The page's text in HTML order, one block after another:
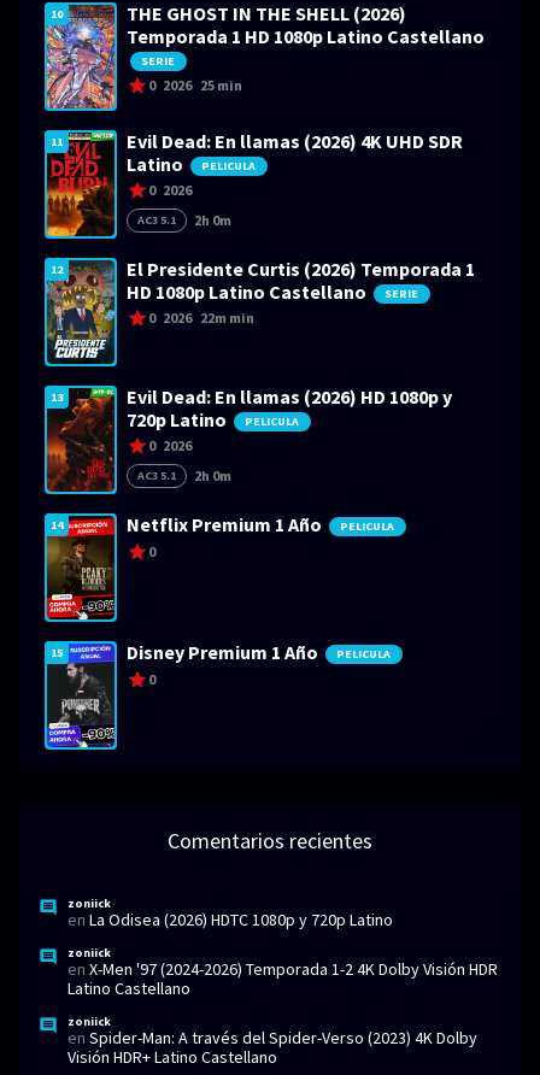
10
THE GHOST IN THE SHELL (2026)
Temporada 1 HD 1080p Latino Castellano
SERIE
0 2026 25 min
11
Evil Dead: En llamas (2026) 4K UHD SDR
Latino
PELICULA
0 2026
AC3 5.1 2h 0m
12
El Presidente Curtis (2026) Temporada 1
HD 1080p Latino Castellano
SERIE
0 2026 22m min
13
Evil Dead: En llamas (2026) HD 1080p y
720p Latino
PELICULA
0 2026
AC3 5.1 2h 0m
14 Netflix Premium 1 Año PELICULA
0
15 Disney Premium 1 Año PELICULA
0
Comentarios recientes
zoniick
en La Odisea (2026) HDTC 1080p y 720p Latino
zoniick
en X-Men '97 (2024-2026) Temporada 1-2 4K Dolby Visión HDR
Latino Castellano
zoniick
en Spider-Man: A través del Spider-Verso (2023) 4K Dolby
Visión HDR+ Latino Castellano